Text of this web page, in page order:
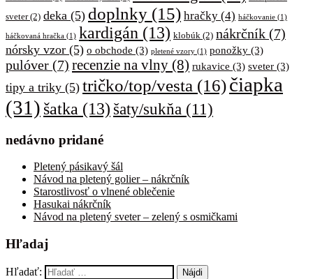
sveter(2) deka (5) doplnky (15) hračky (4) háčkovanie (1)
háčkovaná hračka (1) kardigán (13) klobúk (2) nákrčník (7)
nórsky vzor (5) o obchode (3) pletené vzory (1) ponožky (3)
pulóver (7) recenzie na vlny (8) rukavice (3) sveter (3)
tipy a triky (5) tričko/top/vesta (16)čiapka
(31) šatka (13) šaty/sukňa (11)
nedávno pridané
Pletený pásikavý šál
Návod na pletený golier – nákrčník
Starostlivosť o vlnené oblečenie
Hasukai nákrčník
Návod na pletený sveter – zelený s osmičkami
Hľadaj
Hľadať: